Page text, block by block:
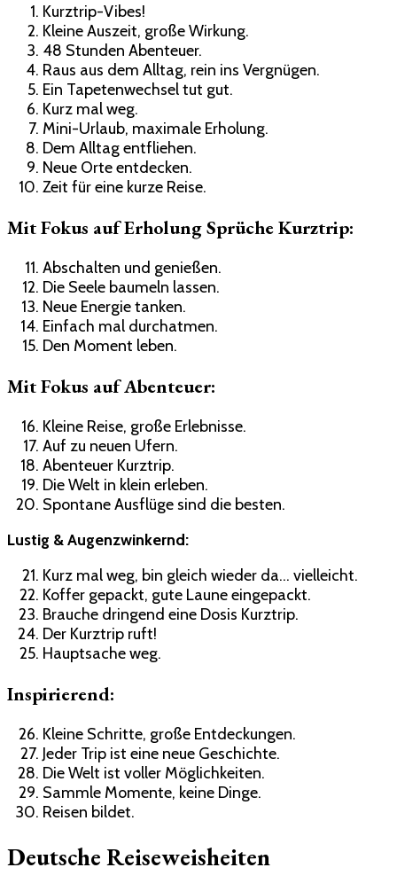
Kurztrip-Vibes!
Kleine Auszeit, große Wirkung.
48 Stunden Abenteuer.
Raus aus dem Alltag, rein ins Vergnügen.
Ein Tapetenwechsel tut gut.
Kurz mal weg.
Mini-Urlaub, maximale Erholung.
Dem Alltag entfliehen.
Neue Orte entdecken.
Zeit für eine kurze Reise.
Mit Fokus auf Erholung Sprüche Kurztrip:
Abschalten und genießen.
Die Seele baumeln lassen.
Neue Energie tanken.
Einfach mal durchatmen.
Den Moment leben.
Mit Fokus auf Abenteuer:
Kleine Reise, große Erlebnisse.
Auf zu neuen Ufern.
Abenteuer Kurztrip.
Die Welt in klein erleben.
Spontane Ausflüge sind die besten.
Lustig & Augenzwinkernd:
Kurz mal weg, bin gleich wieder da… vielleicht.
Koffer gepackt, gute Laune eingepackt.
Brauche dringend eine Dosis Kurztrip.
Der Kurztrip ruft!
Hauptsache weg.
Inspirierend:
Kleine Schritte, große Entdeckungen.
Jeder Trip ist eine neue Geschichte.
Die Welt ist voller Möglichkeiten.
Sammle Momente, keine Dinge.
Reisen bildet.
Deutsche Reiseweisheiten